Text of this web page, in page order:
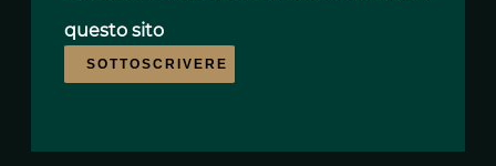
questo sito
SOTTOSCRIVERE